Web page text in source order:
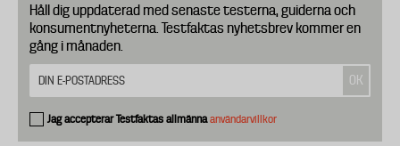
Håll dig uppdaterad med senaste testerna, guiderna och
konsumentnyheterna. Testfaktas nyhetsbrev kommer en
gång i månaden.
Jag accepterar Testfaktas allmännaanvändarvillkor